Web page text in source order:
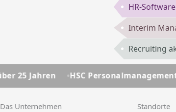
HR-Software
Interim
Recruiting
HSC Personalmanagement - Ihre
Das Unternehmen Standorte